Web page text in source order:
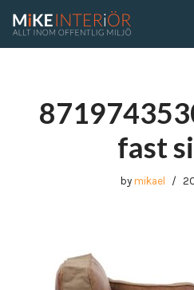
fast
by mikael